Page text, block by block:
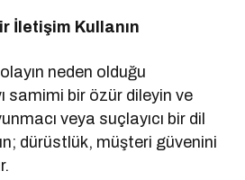
İletişim Kullanın
neden olduğu
samimi bir özür dileyin ve
veya suçlayıcı bir dil
dürüstlük, müşteri güvenini